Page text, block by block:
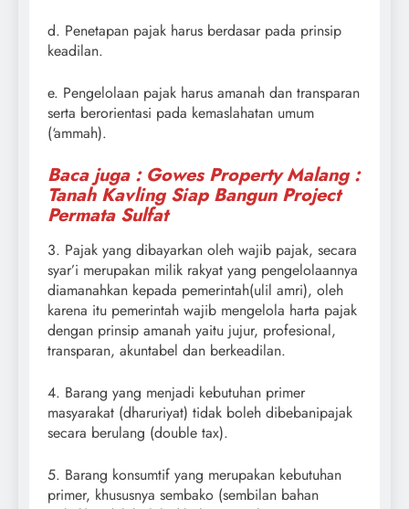
d. Penetapan pajak harus berdasar pada prinsip
keadilan.
e. Pengelolaan pajak harus amanah dan transparan
serta berorientasi pada kemaslahatan umum
(‘ammah).
Baca juga : Gowes Property Malang :
Tanah Kavling Siap Bangun Project
Permata Sulfat
3. Pajak yang dibayarkan oleh wajib pajak, secara
syar’i merupakan milik rakyat yang pengelolaannya
diamanahkan kepada pemerintah(ulil amri), oleh
karena itu pemerintah wajib mengelola harta pajak
dengan prinsip amanah yaitu jujur, profesional,
transparan, akuntabel dan berkeadilan.
4. Barang yang menjadi kebutuhan primer
masyarakat (dharuriyat) tidak boleh dibebanipajak
secara berulang (double tax).
5. Barang konsumtif yang merupakan kebutuhan
primer, khususnya sembako (sembilan bahan